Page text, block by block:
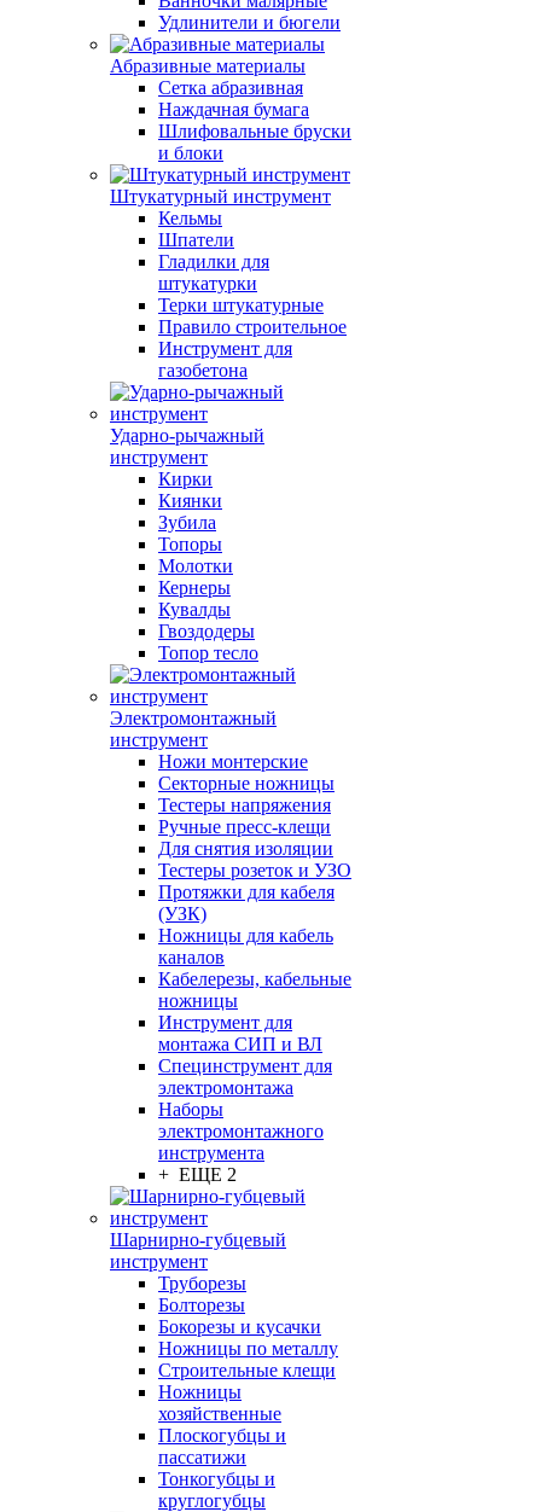
Удлинители и бюгели
Абразивные материалы
Сетка абразивная
Наждачная бумага
Шлифовальные бруски
и блоки
Штукатурный инструмент
Кельмы
Шпатели
Гладилки для
штукатурки
Терки штукатурные
Правило строительное
Инструмент для
газобетона
Ударно-рычажный
инструмент
Кирки
Киянки
Зубила
Топоры
Молотки
Кернеры
Кувалды
Гвоздодеры
Топор тесло
Электромонтажный
инструмент
Ножи монтерские
Секторные ножницы
Тестеры напряжения
Ручные пресс-клещи
Для снятия изоляции
Тестеры розеток и УЗО
Протяжки для кабеля
(УЗК)
Ножницы для кабель
каналов
Кабелерезы, кабельные
ножницы
Инструмент для
монтажа СИП и ВЛ
Специнструмент для
электромонтажа
Наборы
электромонтажного
инструмента
+ ЕЩЕ 2
Шарнирно-губцевый
инструмент
Труборезы
Болторезы
Бокорезы и кусачки
Ножницы по металлу
Строительные клещи
Ножницы
хозяйственные
Плоскогубцы и
пассатижи
Тонкогубцы и
круглогубцы